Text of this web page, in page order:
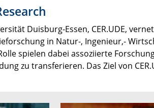
Duisburg-Essen, CER.UDE,
in Natur-, Ingenieur,-
spielen dabei assoziierte
zu transferieren. Das Ziel von